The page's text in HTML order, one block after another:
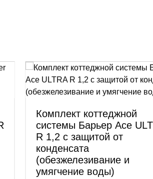
Комплект коттеджной
системы Барьер Ace
R 1,2 с защитой от
конденсата
(обезжелезивание и
умягчение воды)